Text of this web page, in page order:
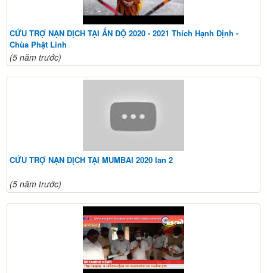
CỨU TRỢ NẠN DỊCH TẠI ẤN ĐỘ 2020 - 2021 Thích Hạnh Định -
Chùa Phật Linh
(5 năm trước)
CỨU TRỢ NẠN DỊCH TẠI MUMBAI 2020 lan 2
(5 năm trước)